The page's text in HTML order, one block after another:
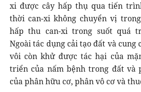
xi được cây hấp thụ qua tiến
thời can-xi không chuyển vị
hấp thu can-xi trong suốt quá
Ngoài tác dụng cải tạo đất và cung
vôi còn khử được tác hại của
triển của nấm bệnh trong đất và
của phân hữu cơ, phân vô cơ và